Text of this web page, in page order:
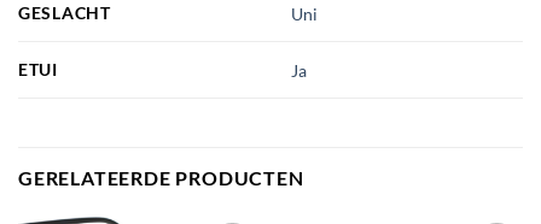
GESLACHT Uni
ETUI Ja
GERELATEERDE PRODUCTEN